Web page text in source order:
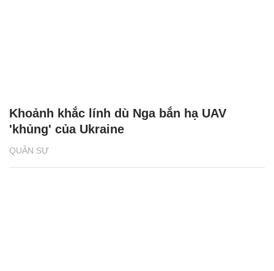
QUÂN SỰ
Khoảnh khắc lính dù Nga bắn hạ UAV
'khủng' của Ukraine